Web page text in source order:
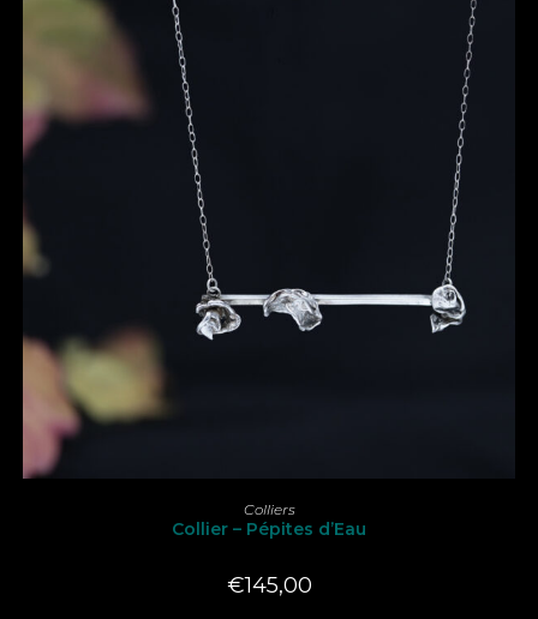
AJOUTER AU PANIER
Colliers
Collier – Pépites d’Eau
€145,00